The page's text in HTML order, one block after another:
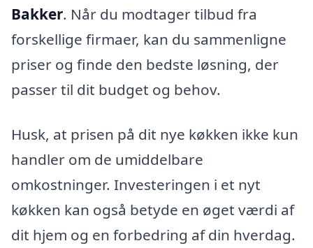
Bakker. Når du modtager tilbud fra
forskellige firmaer, kan du sammenligne
priser og finde den bedste løsning, der
passer til dit budget og behov.
Husk, at prisen på dit nye køkken ikke kun
handler om de umiddelbare
omkostninger. Investeringen i et nyt
køkken kan også betyde en øget værdi af
dit hjem og en forbedring af din hverdag.